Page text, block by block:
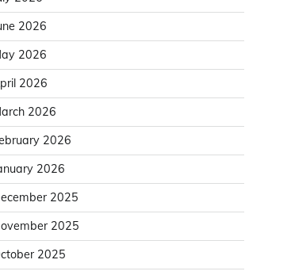
2026
2026
2026
2026
2026
2026
2025
2025
2025